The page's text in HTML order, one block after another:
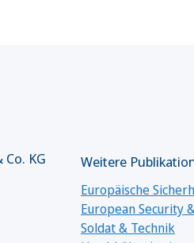
KG Weitere
Europäische
European Security
Soldat & Technik